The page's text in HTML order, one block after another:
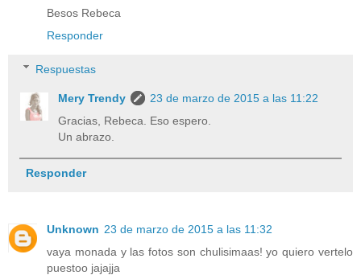
Besos Rebeca
Responder
Respuestas
Mery Trendy
23 de marzo de 2015 a las 11:22
Gracias, Rebeca. Eso espero.
Un abrazo.
Responder
Unknown 23 de marzo de 2015 a las 11:32
vaya monada y las fotos son chulisimaas! yo quiero vertelo
puestoo jajajja